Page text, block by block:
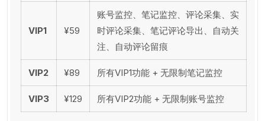
VIP1 ¥59
账号监控、笔记监控、评论采集、实
时评论采集、笔记评论导出、自动关
注、自动评论留痕
VIP2 ¥89 所有VIP1功能 + 无限制笔记监控
VIP3 ¥129 所有VIP2功能 + 无限制账号监控